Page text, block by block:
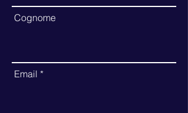
Cognome
Email